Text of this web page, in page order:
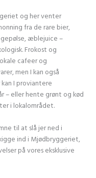
og her venter
fra de rare bier,
æblejuice –
Frokost og
cafeer og
men I kan også
I proviantere
– eller hente grønt og kød
i lokalområdet.
til at slå jer ned i
ind i Mjødbryggeriet,
på vores eksklusive